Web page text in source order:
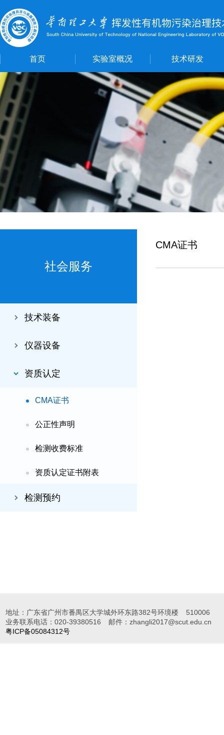
首页 实验室概况 技术研发
社会服务
技术装备
仪器设备
资质认定
CMA证书
公正性声明
检测收费标准
资质认定证书附表
检测预约
CMA证书
地址：广东省广州市番禺区大学城外环东路382号环境楼
510006
业务联系电话：020-39380516
邮件：zhangli2017@scut.edu.cn
粤ICP备05084312号